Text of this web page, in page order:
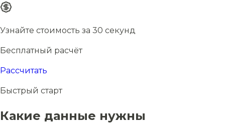
Узнайте стоимость за 30 секунд
Бесплатный расчёт
Рассчитать
Быстрый старт
Какие данные нужны